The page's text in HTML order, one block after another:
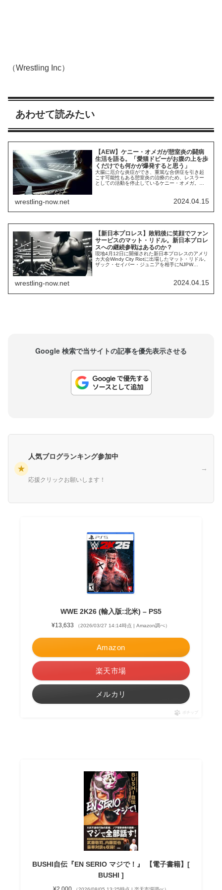
（Wrestling Inc）
あわせて読みたい
【AEW】ケニー・オメガが憩室炎の闘病
生活を語る。「愛猫ドビーがお腹の上を歩
くだけでも何かが爆発すると思う」
大腸に厄介な炎症ができ、重篤な合併症を引き起
こす可能性もある憩室炎の治療のため、レスラー
としての活動を停止しているケニー・オメガ。彼
Twitchでのゲーム配信を楽しみながら、復帰に向け
た治療に取り組んでいます。最新の配信で、彼は
wrestling-now.net 2024.04.15
【新日本プロレス】敗戦後に笑顔でファン
サービスのマット・リドル。新日本プロレ
スへの継続参戦はあるのか？
現地4月12日に開催された新日本プロレスのアメリ
カ大会Windy City Riotに出場したマット・リドル。
ザック・セイバー・ジュニアを相手にNJPW
は退場する際に笑顔でファンサービスをしていた
ことが話題になっています。FULL MATCH!April
wrestling-now.net 2024.04.15
Google 検索で当サイトの記事を優先表示させる
★
人気ブログランキング参加中
応援クリックお願いします！
→
WWE 2K26 (輸入版:北米) – PS5
¥13,633 （2026/03/27 14:14時点 | Amazon調べ）
Amazon
楽天市場
メルカリ
ポチップ
BUSHI自伝『EN SERIO マジで！』 【電子書籍】[
BUSHI ]